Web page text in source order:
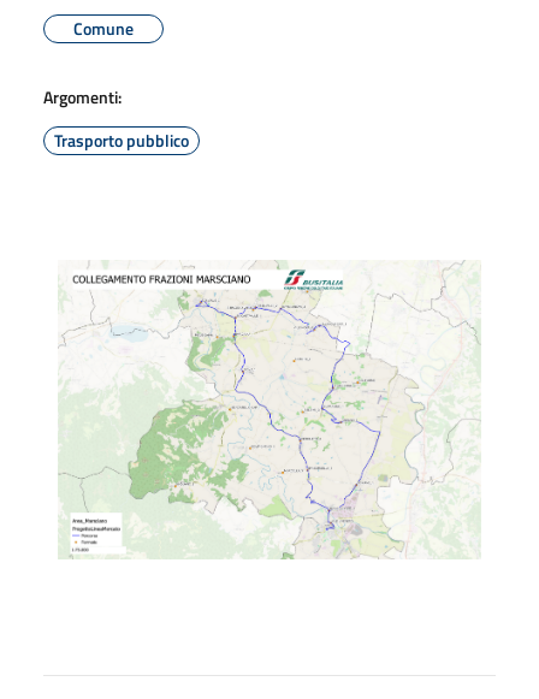
Comune
Argomenti:
Trasporto pubblico